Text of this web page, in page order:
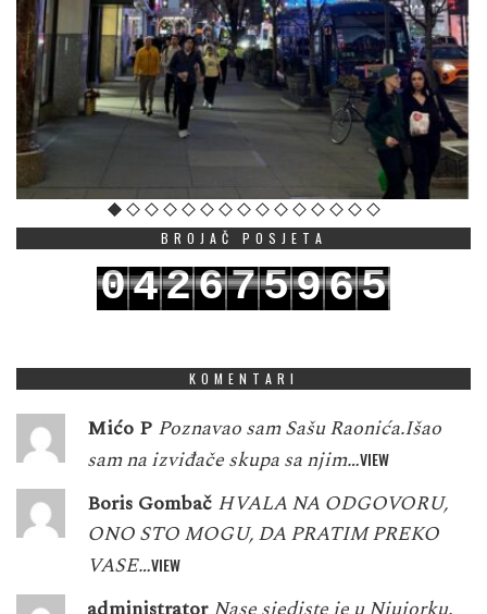
BROJAČ POSJETA
042675965
KOMENTARI
Mićo P Poznavao sam Sašu Raonića.Išao
sam na izviđače skupa sa njim…VIEW
Boris Gombač HVALA NA ODGOVORU,
ONO STO MOGU, DA PRATIM PREKO
VASE…VIEW